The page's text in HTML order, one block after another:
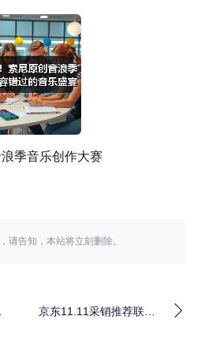
季音乐创作大赛
请告知，本站将立刻删除。
京东11.11采销推荐联想